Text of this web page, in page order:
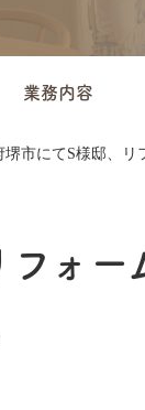
業務内容
リフォーム
外装・外構工事
その他
堺市にてS様邸、リ
ォー